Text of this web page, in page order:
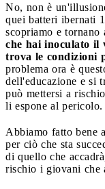
No, non è
quei batteri ibernati
scopriamo e
che hai inoculato il
trova le condizioni
problema ora è
dell'educazione e si
può mettersi a
li espone al pericolo.
Abbiamo fatto bene
per ciò che sta
di quello che
rischio i giovani che